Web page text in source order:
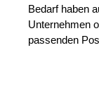
Bedarf haben
Unternehmen
passenden